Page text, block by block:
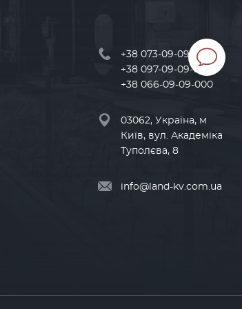
+38 073-09-09-000
+38 097-09-09-000
+38 066-09-09-000
03062, Україна, м
Київ, вул. Академіка
Туполєва, 8
info@land-kv.com.ua